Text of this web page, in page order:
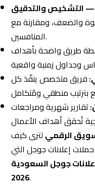
والضعف، ومقارنة مع
المنافسين.
طريق واضحة بأهداف
فريق متخصص ينفّذ كل
تقارير شهرية ومراجعات
الرقمي لترى كيف
إعلانات جوجل التي
جوجل السعودية
2026.